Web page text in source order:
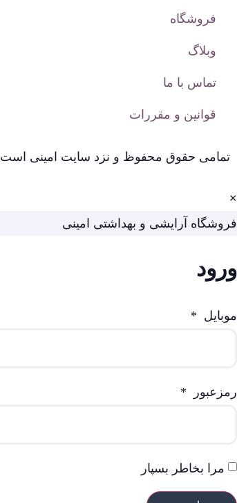
فروشگاه
وبلاگ
تماس با ما
قوانین و مقررات
تمامی حقوق محفوظ و نزد سایت امینی است
×
فروشگاه آرایشی و بهداشتی امینی
ورود
موبایل *
رمزعبور *
مرا بخاطر بسپار